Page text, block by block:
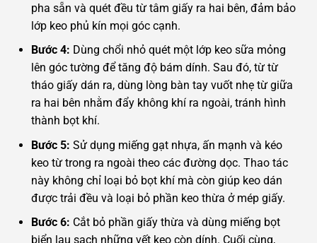
pha sẵn và quét đều từ tâm giấy ra hai bên, đảm bảo
lớp keo phủ kín mọi góc cạnh.
Bước 4: Dùng chổi nhỏ quét một lớp keo sữa mỏng
lên góc tường để tăng độ bám dính. Sau đó, từ từ
tháo giấy dán ra, dùng lòng bàn tay vuốt nhẹ từ giữa
ra hai bên nhằm đẩy không khí ra ngoài, tránh hình
thành bọt khí.
Bước 5: Sử dụng miếng gạt nhựa, ấn mạnh và kéo
keo từ trong ra ngoài theo các đường dọc. Thao tác
này không chỉ loại bỏ bọt khí mà còn giúp keo dán
được trải đều và loại bỏ phần keo thừa ở mép giấy.
Bước 6: Cắt bỏ phần giấy thừa và dùng miếng bọt
biển lau sạch những vết keo còn dính. Cuối cùng,